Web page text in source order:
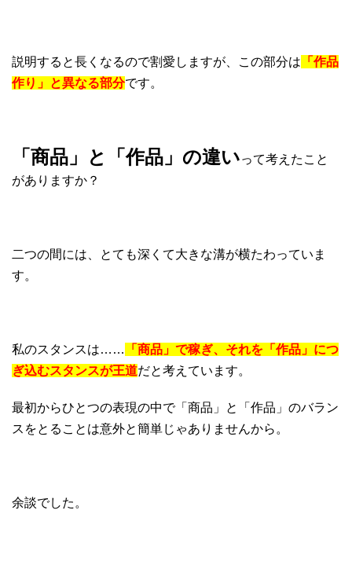
説明すると長くなるので割愛しますが、この部分は 「作品
作り」と異なる部分です。
「商品」と「作品」の違いって考えたこと
がありますか？
二つの間には、とても深くて大きな溝が横たわっていま
す。
私のスタンスは……
「商品」で稼ぎ、それを「作品」につ
ぎ込むスタンスが王道だと考えています。
最初からひとつの表現の中で「商品」と「作品」のバラン
スをとることは意外と簡単じゃありませんから。
余談でした。